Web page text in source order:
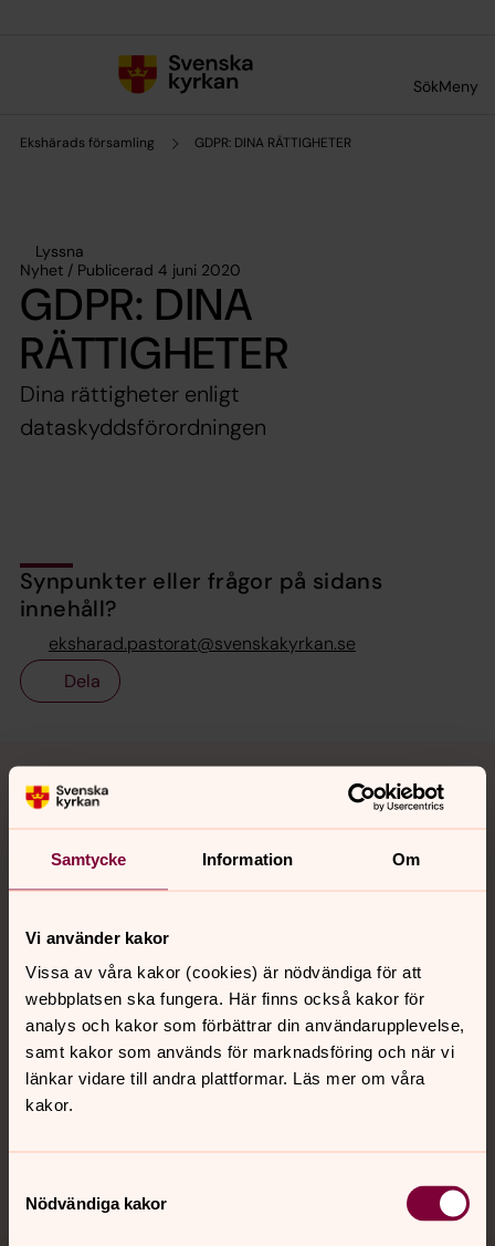
Samtycke Information Om
Vi använder kakor
Vissa av våra kakor (cookies) är nödvändiga för att
webbplatsen ska fungera. Här finns också kakor för
analys och kakor som förbättrar din användarupplevelse,
samt kakor som används för marknadsföring och när vi
länkar vidare till andra plattformar. Läs mer om våra
kakor.
Nödvändiga kakor
SökMeny
Ekshärads församling GDPR: DINA RÄTTIGHETER
Lyssna
Nyhet / Publicerad 4 juni 2020
GDPR: DINA
RÄTTIGHETER
Dina rättigheter enligt
dataskyddsförordningen
Synpunkter eller frågor på sidans
innehåll?
eksharad.pastorat@svenskakyrkan.se
Dela
Kontakt
Kalender
Hitta snabbt
Sociala kanaler